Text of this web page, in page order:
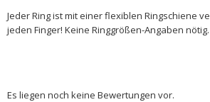
Jeder Ring ist mit einer flexiblen Ringschiene
jeden Finger! Keine Ringgrößen-Angaben nötig.
Es liegen noch keine Bewertungen vor.